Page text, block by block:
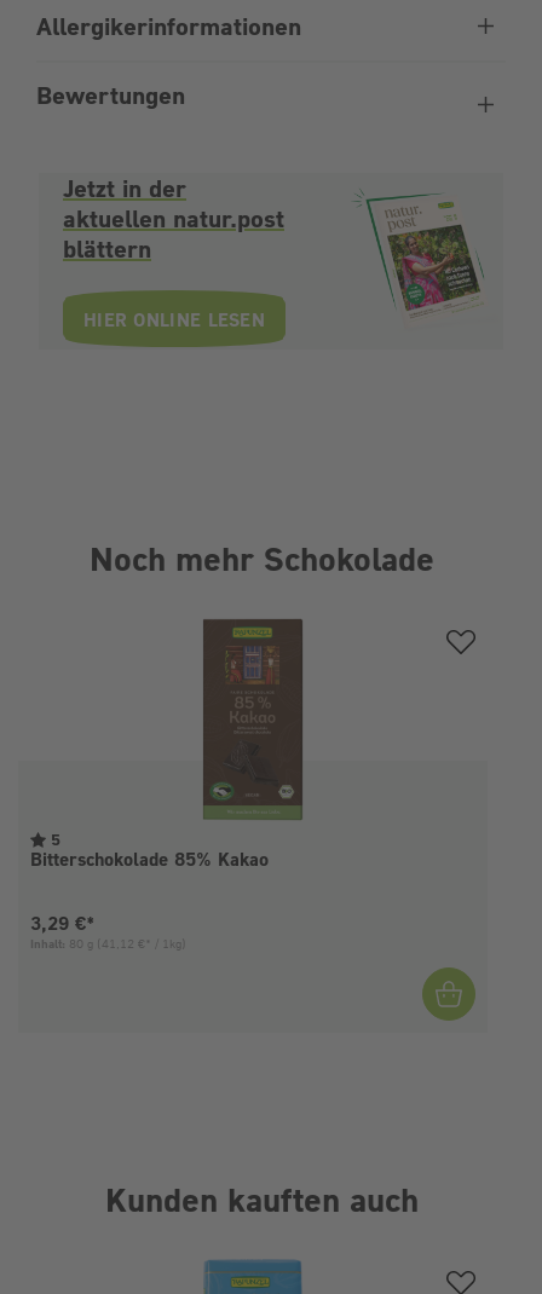
Allergikerinformationen
Bewertungen
Jetzt in der
aktuellen natur.post
blättern
HIER ONLINE LESEN
Noch mehr Schokolade
5
Bitterschokolade 85% Kakao
Aktueller Preis:
3,29 €*
Inhalt: 80 g (41,12 €* / 1kg)
Kunden kauften auch